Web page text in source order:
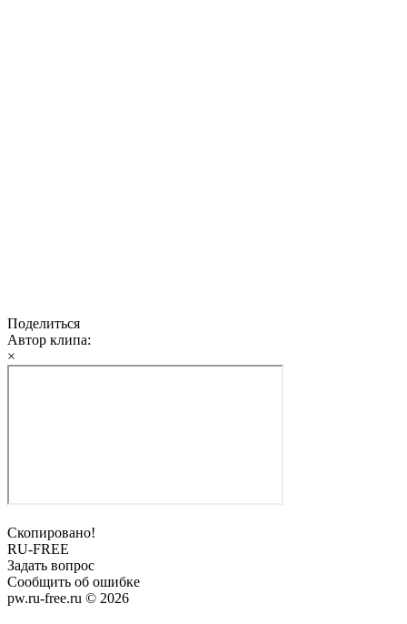
Поделиться
Автор клипа:
×
Скопировано!
RU-FREE
Задать вопрос
Сообщить об ошибке
pw.ru-free.ru © 2026